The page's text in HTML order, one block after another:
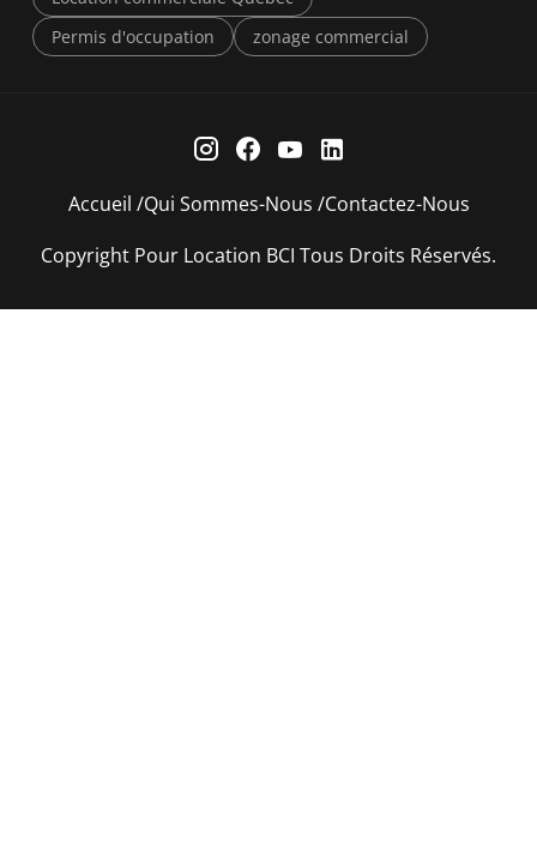
Permis d'occupation
zonage commercial
Accueil Qui Sommes-Nous Contactez-Nous
Copyright Pour Location BCI Tous Droits Réservés.